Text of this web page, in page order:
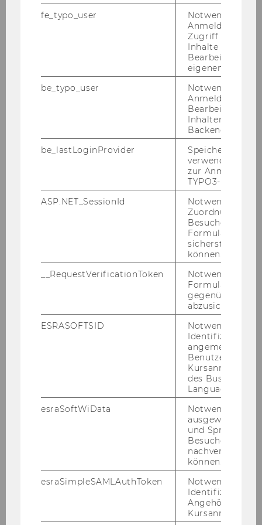
mich? (ver­schie­de­ne Fa­cet­ten)
jede Menge In­spi­ra­ti­on,
Ver­net­zung mit Gleich­ge­sinn­ten und
Dis­clai­mer: Wir fer­ti­gen bei der Ver­an­stal­tung
Fotos an. Diese wer­den zur Dar­stel­lung un­se­rer
Ak­ti­vi­tä­ten auf der Web­site und auch in So­cial
Media Ka­nä­len sowie in Print­me­di­en ver­öf­fent­
"En­tre­pre­neur­ship ist eben
mehr..."
Mehr als Grün­den, mehr als Star­tups,...
Bei un­se­rem Event­for­mat En­tre­pre­neur­ship
360° zei­gen wir dir ver­schie­de­ne Per­spek­ti­ven.
Komm vor­bei und lass dich von uns in­spi­rie­ren!
fe_typo_user
Notwendig für
Anmeldung und
Zugriff auf
Inhalte oder zur
Bearbeitung des
eigenen Profils.
be_typo_user
Notwendig für
Anmeldung und
Bearbeitung von
Inhalten im
Backend.
be_lastLoginProvider
Speichert die
verwendete
zur Anmeldung
TYPO3-Backend.
ASP.NET_SessionId
Notwendig, um
Zuordnung von
Besucher zu
sicherstellen zu
können.
__RequestVerificationToken
Notwendig, um
gegenüber
abzusichern.
ESRASOFTSID
Notwendig zur
Identifizierung
angemeldeten
Benutzers im
des Business
Language
esraSoftWiData
Notwendig um
ausgewählte
und
Besuchers
nachverfolgen
können.
esraSimpleSAMLAuthToken
Notwendig zur
Identifizierung
Angehörige/r für
Kursanmeldung.